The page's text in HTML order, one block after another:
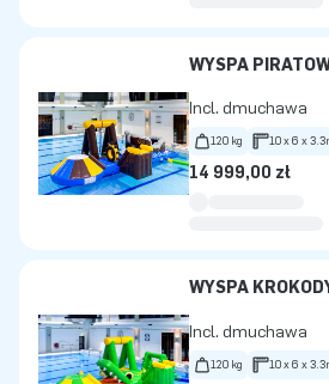
WYSPA
Incl. dmuchawa
120 kg 10 x 6 x
14 999,00 zł
WYSPA
Incl. dmuchawa
120 kg 10 x 6 x